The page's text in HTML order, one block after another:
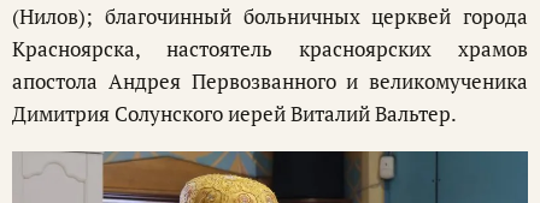
(Нилов); благочинный больничных церквей города
Красноярска, настоятель красноярских храмов
апостола Андрея Первозванного и великомученика
Димитрия Солунского иерей Виталий Вальтер.